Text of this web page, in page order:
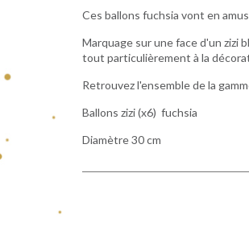
Ces ballons fuchsia vont en
Marquage sur une face d'un zizi
tout particulièrement à la
Retrouvez l'ensemble de la
Ballons zizi (x6) fuchsia
Diamètre 30 cm